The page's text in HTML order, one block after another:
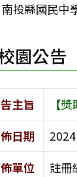
南投縣國民
園公告
主旨
【
日期
單位
註冊